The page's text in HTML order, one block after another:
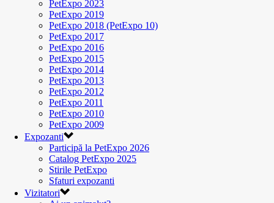
PetExpo 2023
PetExpo 2019
PetExpo 2018 (PetExpo 10)
PetExpo 2017
PetExpo 2016
PetExpo 2015
PetExpo 2014
PetExpo 2013
PetExpo 2012
PetExpo 2011
PetExpo 2010
PetExpo 2009
Expozanti
Participă la PetExpo 2026
Catalog PetExpo 2025
Stirile PetExpo
Sfaturi expozanti
Vizitatori